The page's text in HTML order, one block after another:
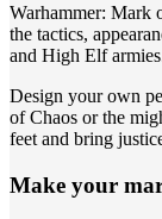
Warhammer: Mark
the tactics,
and High Elf
Design your own
of Chaos or the
feet and bring
Make your